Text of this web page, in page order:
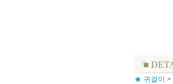
★ 귀걸이 >